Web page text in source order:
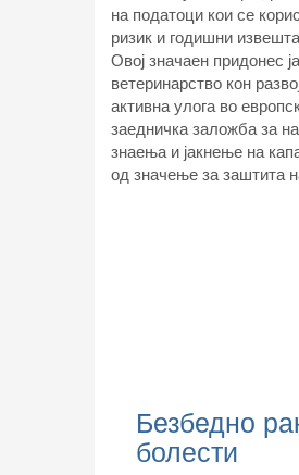
на податоци кои се
ризик и годишни
Овој значаен придонес
ветеринарство кон
активна улога во
заедничка заложба за
знаења и јакнење на
од значење за заштита
Безбедно
болести